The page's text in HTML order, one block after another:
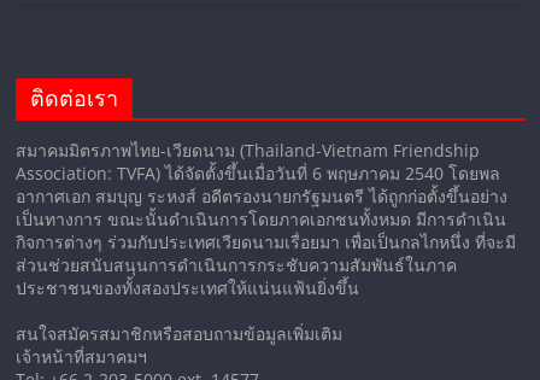
ติดต่อเรา
สมาคมมิตรภาพไทย-เวียดนาม (Thailand-Vietnam Friendship
Association: TVFA) ได้จัดตั้งขึ้นเมื่อวันที่ 6 พฤษภาคม 2540 โดยพล
อากาศเอก สมบุญ ระหงส์ อดีตรองนายกรัฐมนตรี ได้ถูกก่อตั้งขึ้นอย่าง
เป็นทางการ ขณะนั้นดำเนินการโดยภาคเอกชนทั้งหมด มีการดำเนิน
กิจการต่างๆ ร่วมกับประเทศเวียดนามเรื่อยมา เพื่อเป็นกลไกหนึ่ง ที่จะมี
ส่วนช่วยสนับสนุนการดำเนินการกระชับความสัมพันธ์ในภาค
ประชาชนของทั้งสองประเทศให้แน่นแฟ้นยิ่งขึ้น
สนใจสมัครสมาชิกหรือสอบถามข้อมูลเพิ่มเติม
เจ้าหน้าที่สมาคมฯ